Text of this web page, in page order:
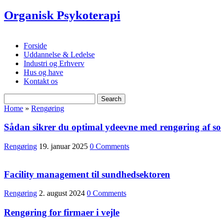
Organisk Psykoterapi
Forside
Uddannelse & Ledelse
Industri og Erhverv
Hus og have
Kontakt os
Home » Rengøring
Sådan sikrer du optimal ydeevne med rengøring af
Rengøring 19. januar 2025 0 Comments
Facility management til sundhedsektoren
Rengøring 2. august 2024 0 Comments
Rengøring for firmaer i vejle